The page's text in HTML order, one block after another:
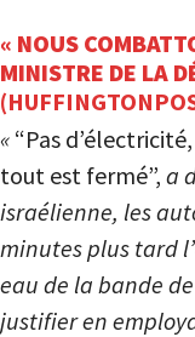
« NOUS
MINISTRE DE LA
« “Pas
tout est fermé”, a
israélienne, les
minutes plus tard
eau de la bande
justifier en